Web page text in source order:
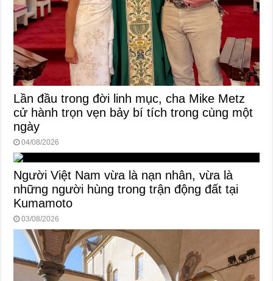
Lần đầu trong đời linh mục, cha Mike Metz
cử hành trọn vẹn bảy bí tích trong cùng một
ngày
04/08/2026
Người Việt Nam vừa là nạn nhân, vừa là
những người hùng trong trận động đất tại
Kumamoto
03/08/2026